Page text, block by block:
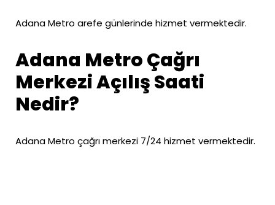
Adana Metro arefe günlerinde hizmet vermektedir.
Adana Metro Çağrı
Merkezi Açılış Saati
Nedir?
Adana Metro çağrı merkezi 7/24 hizmet vermektedir.